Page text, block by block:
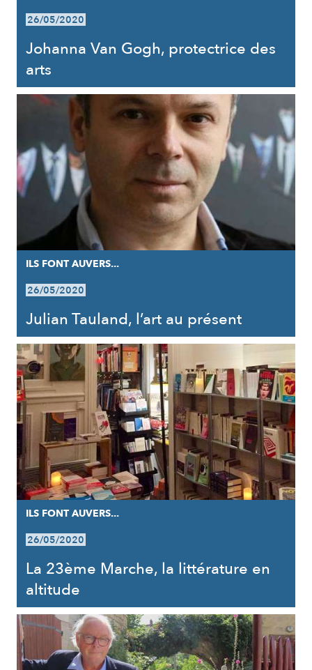
26/05/2020
Johanna Van Gogh, protectrice des
arts
ILS FONT AUVERS...
26/05/2020
Julian Tauland, l’art au présent
ILS FONT AUVERS...
26/05/2020
La 23ème Marche, la littérature en
altitude